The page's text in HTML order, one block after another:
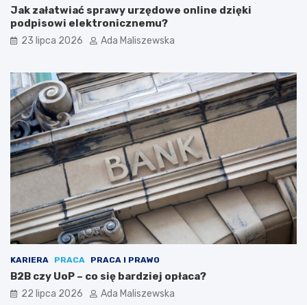
Jak załatwiać sprawy urzędowe online dzięki
podpisowi elektronicznemu?
23 lipca 2026 Ada Maliszewska
KARIERA PRACA PRACA I PRAWO
B2B czy UoP – co się bardziej opłaca?
22 lipca 2026 Ada Maliszewska